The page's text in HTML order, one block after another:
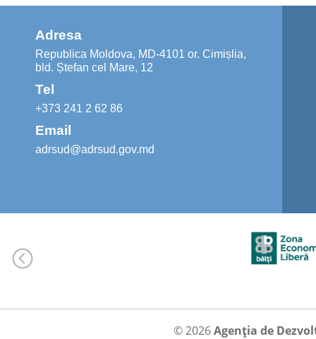
Adresa
Republica Moldova, MD-4101 or. Cimișlia,
bld. Ștefan cel Mare, 12
Tel
+373 241 2 62 86
Email
adrsud@adrsud.gov.md
© 2026Agenția de